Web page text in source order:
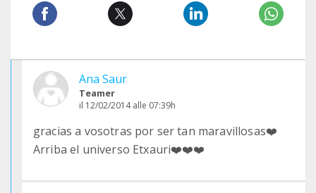
Ana Saur
Teamer
il 12/02/2014 alle 07:39h
gracias a vosotras por ser tan maravillosas❤️
Arriba el universo Etxauri❤️❤️❤️